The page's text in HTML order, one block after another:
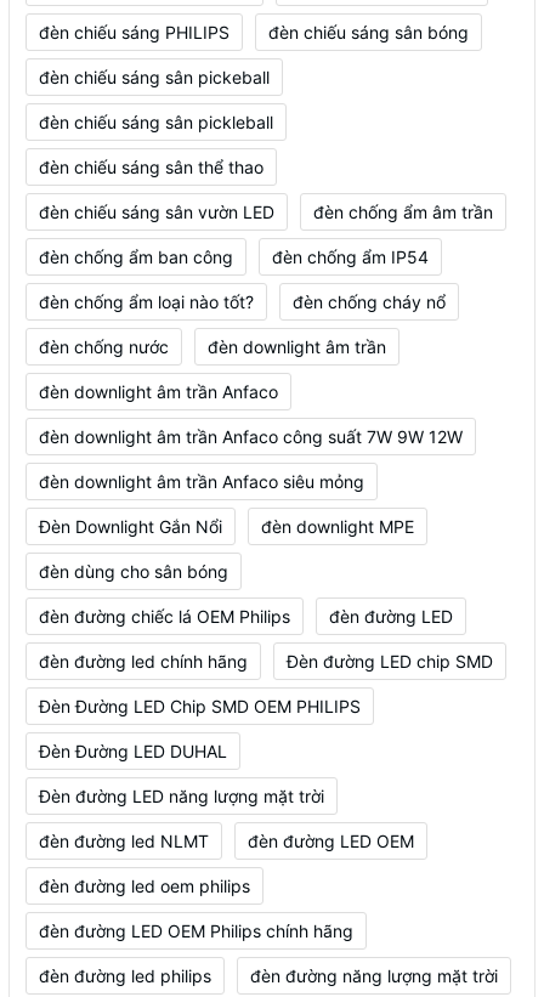
đèn chiếu sáng PHILIPS đèn chiếu sáng sân bóng
đèn chiếu sáng sân pickeball
đèn chiếu sáng sân pickleball
đèn chiếu sáng sân thể thao
đèn chiếu sáng sân vườn LED đèn chống ẩm âm trần
đèn chống ẩm ban công đèn chống ẩm IP54
đèn chống ẩm loại nào tốt? đèn chống cháy nổ
đèn chống nước đèn downlight âm trần
đèn downlight âm trần Anfaco
đèn downlight âm trần Anfaco công suất 7W 9W 12W
đèn downlight âm trần Anfaco siêu mỏng
Đèn Downlight Gắn Nổi đèn downlight MPE
đèn dùng cho sân bóng
đèn đường chiếc lá OEM Philips đèn đường LED
đèn đường led chính hãng Đèn đường LED chip SMD
Đèn Đường LED Chip SMD OEM PHILIPS
Đèn Đường LED DUHAL
Đèn đường LED năng lượng mặt trời
đèn đường led NLMT đèn đường LED OEM
đèn đường led oem philips
đèn đường LED OEM Philips chính hãng
đèn đường led philips đèn đường năng lượng mặt trời